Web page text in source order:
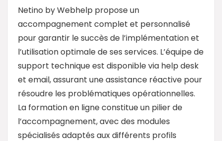
Netino by Webhelp propose un
accompagnement complet et personnalisé
pour garantir le succès de l’implémentation et
l’utilisation optimale de ses services. L’équipe de
support technique est disponible via help desk
et email, assurant une assistance réactive pour
résoudre les problématiques opérationnelles.
La formation en ligne constitue un pilier de
l’accompagnement, avec des modules
spécialisés adaptés aux différents profils